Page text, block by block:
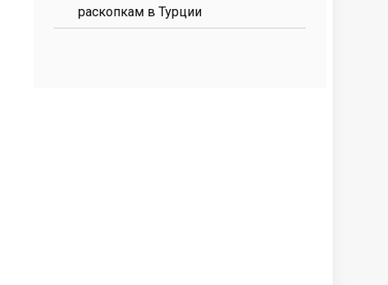
раскопкам в Турции